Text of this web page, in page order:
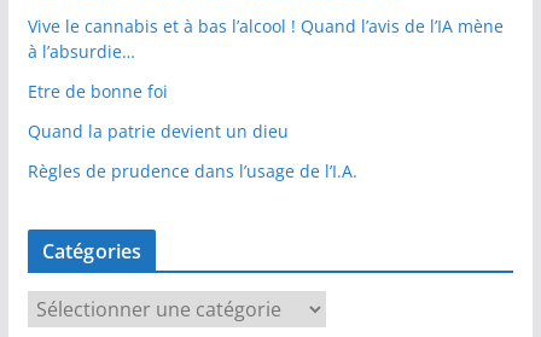
Vive le cannabis et à bas l’alcool ! Quand l’avis de l’IA mène
à l’absurdie…
Etre de bonne foi
Quand la patrie devient un dieu
Règles de prudence dans l’usage de l’I.A.
Catégories